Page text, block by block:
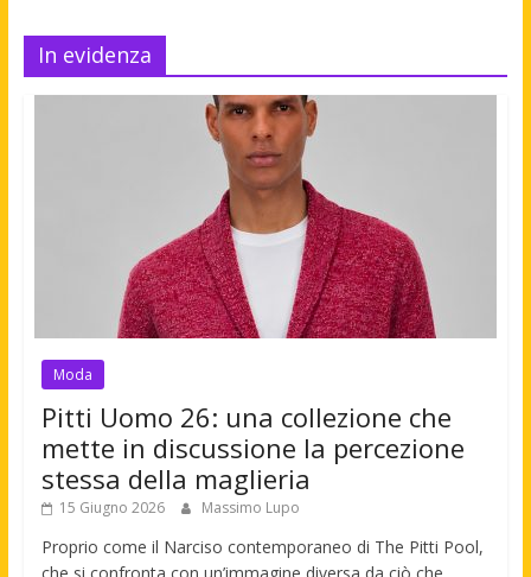
In evidenza
Moda
Pitti Uomo 26: una collezione che
mette in discussione la percezione
stessa della maglieria
15 Giugno 2026 Massimo Lupo
Proprio come il Narciso contemporaneo di The Pitti Pool,